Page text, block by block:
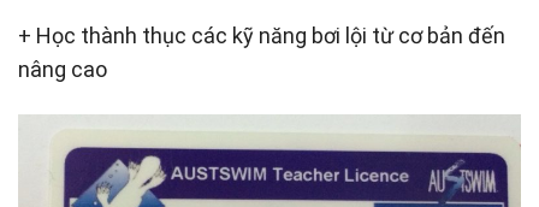
+ Học thành thục các kỹ năng bơi lội từ cơ bản đến
nâng cao